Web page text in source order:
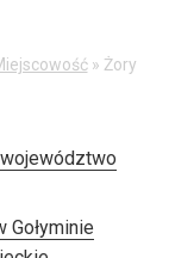
» Żory
Gołyminie